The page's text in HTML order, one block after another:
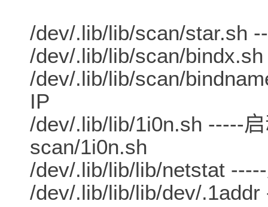
/dev/.lib/lib/scan/star.sh
/dev/.lib/lib/scan/
/dev/.lib/lib/scan/
IP
/dev/.lib/lib/1i0n.sh -----
scan/1i0n.sh
/dev/.lib/lib/lib/netstat
/dev/.lib/lib/lib/dev/